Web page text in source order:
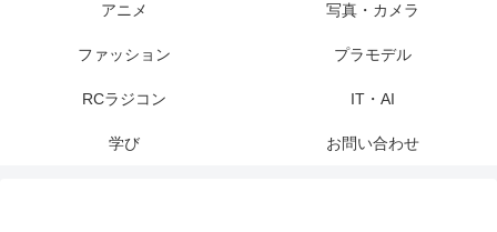
アニメ 写真・カメラ
ファッション プラモデル
RCラジコン IT・AI
学び お問い合わせ